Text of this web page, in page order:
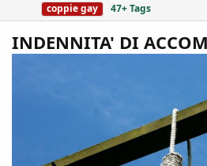
coppie gay
47+ Tags
INDENNITA' DI